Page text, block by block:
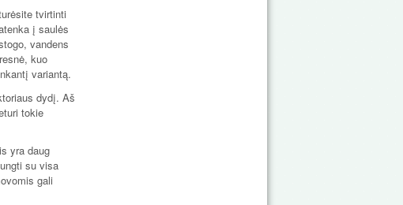
tvirtinti
į saulės
vandens
kuo
variantą.
dydį. Aš
tokie
yra daug
su visa
gali